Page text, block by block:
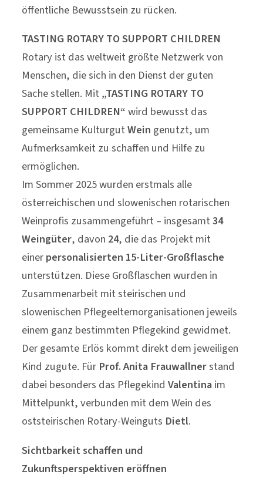
öffentliche Bewusstsein zu rücken.
TASTING ROTARY TO SUPPORT CHILDREN
Rotary ist das weltweit größte Netzwerk von
Menschen, die sich in den Dienst der guten
Sache stellen. Mit„TASTING ROTARY TO
SUPPORT CHILDREN“wird bewusst das
gemeinsame KulturgutWein genutzt, um
Aufmerksamkeit zu schaffen und Hilfe zu
ermöglichen.
Im Sommer 2025 wurden erstmals alle
österreichischen und slowenischen rotarischen
Weinprofis zusammengeführt – insgesamt34
Weingüter, davon 24, die das Projekt mit
einerpersonalisierten 15-Liter-Großflasche
unterstützen. Diese Großflaschen wurden in
Zusammenarbeit mit steirischen und
slowenischen Pflegeelternorganisationen jeweils
einem ganz bestimmten Pflegekind gewidmet.
Der gesamte Erlös kommt direkt dem jeweiligen
Kind zugute. Für Prof. Anita Frauwallnerstand
dabei besonders das Pflegekind Valentinaim
Mittelpunkt, verbunden mit dem Wein des
oststeirischen Rotary-Weinguts Dietl.
Sichtbarkeit schaffen und
Zukunftsperspektiven eröffnen